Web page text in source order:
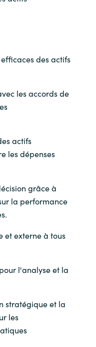
des actifs
les accords de
actifs
les dépenses
grâce à
la performance
et externe à tous
l'analyse et la
stratégique et la
les